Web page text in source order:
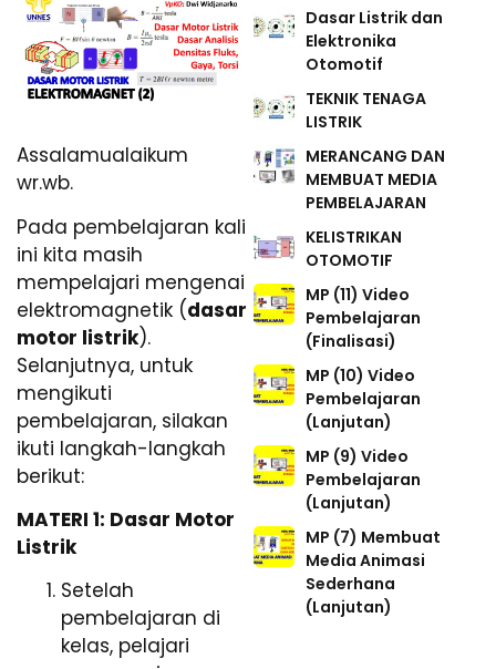
Assalamualaikum
wr.wb.
Pada pembelajaran kali
ini kita masih
mempelajari mengenai
elektromagnetik (dasar
motor listrik).
Selanjutnya, untuk
mengikuti
pembelajaran, silakan
ikuti langkah-langkah
berikut:
MATERI 1: Dasar Motor
Listrik
Setelah
pembelajaran di
kelas, pelajari
Dasar Listrik dan
Elektronika
Otomotif
TEKNIK TENAGA
LISTRIK
MERANCANG DAN
MEMBUAT MEDIA
PEMBELAJARAN
KELISTRIKAN
OTOMOTIF
MP (11) Video
Pembelajaran
(Finalisasi)
MP (10) Video
Pembelajaran
(Lanjutan)
MP (9) Video
Pembelajaran
(Lanjutan)
MP (7) Membuat
Media Animasi
Sederhana
(Lanjutan)